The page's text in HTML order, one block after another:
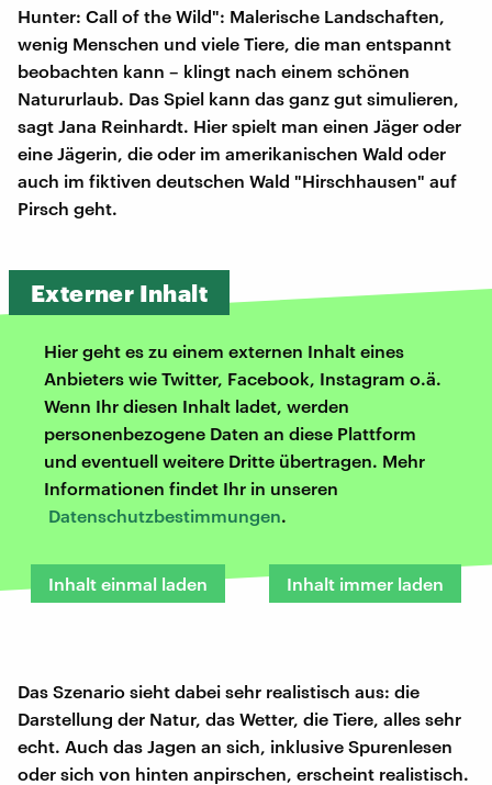
Hunter: Call of the Wild": Malerische Landschaften,
wenig Menschen und viele Tiere, die man entspannt
beobachten kann – klingt nach einem schönen
Natururlaub. Das Spiel kann das ganz gut simulieren,
sagt Jana Reinhardt. Hier spielt man einen Jäger oder
eine Jägerin, die oder im amerikanischen Wald oder
auch im fiktiven deutschen Wald "Hirschhausen" auf
Pirsch geht.
Externer Inhalt
Hier geht es zu einem externen Inhalt eines
Anbieters wie Twitter, Facebook, Instagram o.ä.
Wenn Ihr diesen Inhalt ladet, werden
personenbezogene Daten an diese Plattform
und eventuell weitere Dritte übertragen. Mehr
Informationen findet Ihr in unseren
Datenschutzbestimmungen.
Inhalt einmal laden Inhalt immer laden
Das Szenario sieht dabei sehr realistisch aus: die
Darstellung der Natur, das Wetter, die Tiere, alles sehr
echt. Auch das Jagen an sich, inklusive Spurenlesen
oder sich von hinten anpirschen, erscheint realistisch.